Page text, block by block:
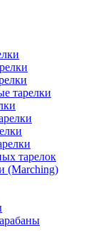
тарелки
тарелок
(Marching)